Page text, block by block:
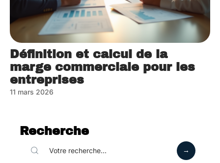
Définition et calcul de la
marge commerciale pour les
entreprises
11 mars 2026
Recherche